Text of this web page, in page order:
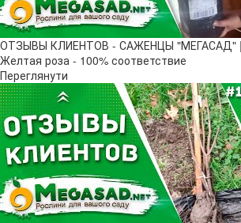
ОТЗЫВЫ КЛИЕНТОВ - САЖЕНЦЫ "МЕГАСАД" |
Желтая роза - 100% соответствие
Переглянути